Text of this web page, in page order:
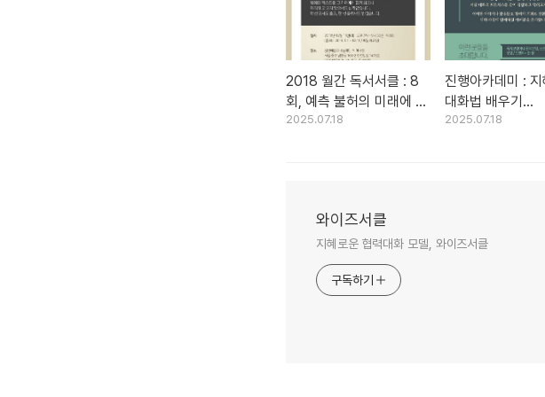
2018 월간 독서서클 : 8
회, 예측 불허의 미래에 올
라타기 (2018.12.11)
2025.07.18
진행아카데미 :
대화법 배우기
(2018.11.16 / 광주
2025.07.18
와이즈서클
지혜로운 협력대화 모델, 와이즈서클
구독하기